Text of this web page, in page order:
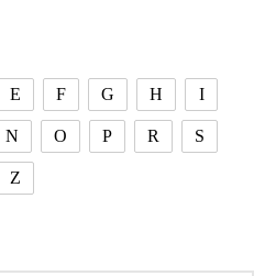
E F G H I
N O P R S
Z